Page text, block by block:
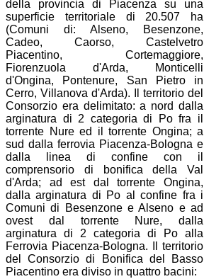
della provincia di Piacenza su una
superficie territoriale di 20.507 ha
(Comuni di: Alseno, Besenzone,
Cadeo, Caorso, Castelvetro
Piacentino, Cortemaggiore,
Fiorenzuola d'Arda, Monticelli
d'Ongina, Pontenure, San Pietro in
Cerro, Villanova d'Arda). Il territorio del
Consorzio era delimitato: a nord dalla
arginatura di 2 categoria di Po fra il
torrente Nure ed il torrente Ongina; a
sud dalla ferrovia Piacenza-Bologna e
dalla linea di confine con il
comprensorio di bonifica della Val
d'Arda; ad est dal torrente Ongina,
dalla arginatura di Po al confine fra i
Comuni di Besenzone e Alseno e ad
ovest dal torrente Nure, dalla
arginatura di 2 categoria di Po alla
Ferrovia Piacenza-Bologna. Il territorio
del Consorzio di Bonifica del Basso
Piacentino era diviso in quattro bacini: